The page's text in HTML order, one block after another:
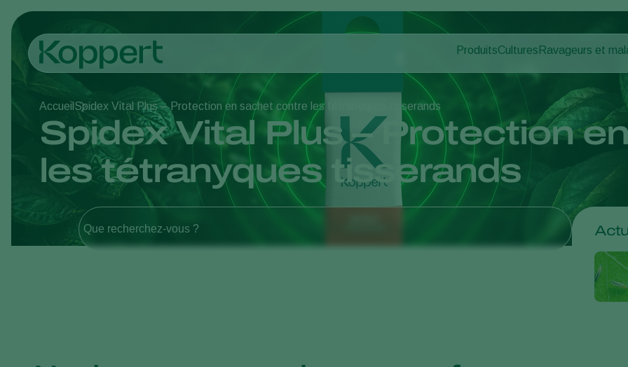
Produits
Protection des cultures
Lutte contre les maladies
Pollinisation
Santé des plantes
Piégeage de détection
Cultures
Plantes ornementales et
Fruits
Légumes de plein champ
Ravageurs et
Ravageurs des
Maladies des
Accueil Spidex Vital Plus – Protection en sachet contre les tétranyques tisserands
Spidex Vital Plus – Protection
les tétranyques tisserands
Que recherchez-vous ?